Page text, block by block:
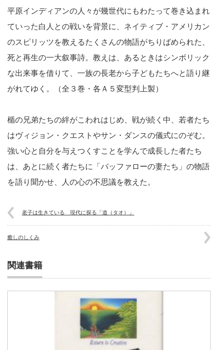
平原インディアンの人々が幾世代にもわたって巻き込まれ
ていった白人との戦いを背景に、ネイティブ・アメリカン
のスピリッツを教えるたくさんの物語がちりばめられた、
死と再生の一大叙事詩。教えは、あるときはシンボリック
な出来事を借りて、一族の長老から子どもたちへと語り継
がれてゆく。（全３巻・各Ａ５変型判上製）
楯の兄弟たちの絆がこわれはじめ、戦が続く中、若者たち
はヴィジョン・クエストやサン・ダンスの儀式にのぞむ。
強い心と自分を与えつくすことを学んで成長した者たち
は、あとに続く者たちに「バッファローの妻たち」の物語
を語り聞かせ、人の心の不思議を教えた。
老子は生きている 現代に探る「道（タオ）」
癒しのしくみ
関連書籍